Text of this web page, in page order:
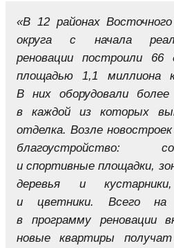
«В 12 районах
округа с начала
реновации построили
площадью 1,1 миллиона
В них оборудовали
в каждой из которых
отделка. Возле
благоустройство:
и спортивные площадки,
деревья и
и цветники. Всего на
в программу реновации
новые квартиры